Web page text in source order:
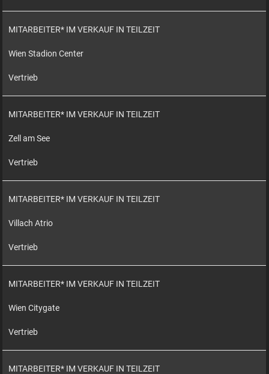
MITARBEITER* IM VERKAUF IN TEILZEIT
Wien Stadion Center
Vertrieb
MITARBEITER* IM VERKAUF IN TEILZEIT
Zell am See
Vertrieb
MITARBEITER* IM VERKAUF IN TEILZEIT
Villach Atrio
Vertrieb
MITARBEITER* IM VERKAUF IN TEILZEIT
Wien Citygate
Vertrieb
MITARBEITER* IM VERKAUF IN TEILZEIT